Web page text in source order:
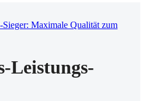
Leistungs-